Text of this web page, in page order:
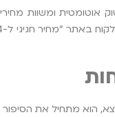
אוטומטית ומשוות
הוא מתחיל את